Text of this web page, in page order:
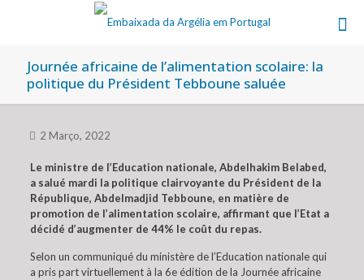
Journée africaine de l’alimentation scolaire: la
politique du Président Tebboune saluée
2 Março, 2022
Le ministre de l’Education nationale, Abdelhakim Belabed,
a salué mardi la politique clairvoyante du Président de la
République, Abdelmadjid Tebboune, en matière de
promotion de l’alimentation scolaire, affirmant que l’Etat a
décidé d’augmenter de 44% le coût du repas.
Selon un communiqué du ministère de l’Education nationale qui
a pris part virtuellement à la 6e édition de la Journée africaine